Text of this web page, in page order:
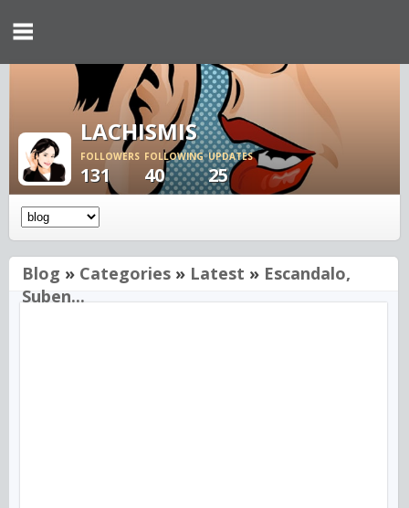
LACHISMIS
FOLLOWERS
131
FOLLOWING
40
UPDATES
25
Blog » Categories » Latest » Escandalo,
Suben...